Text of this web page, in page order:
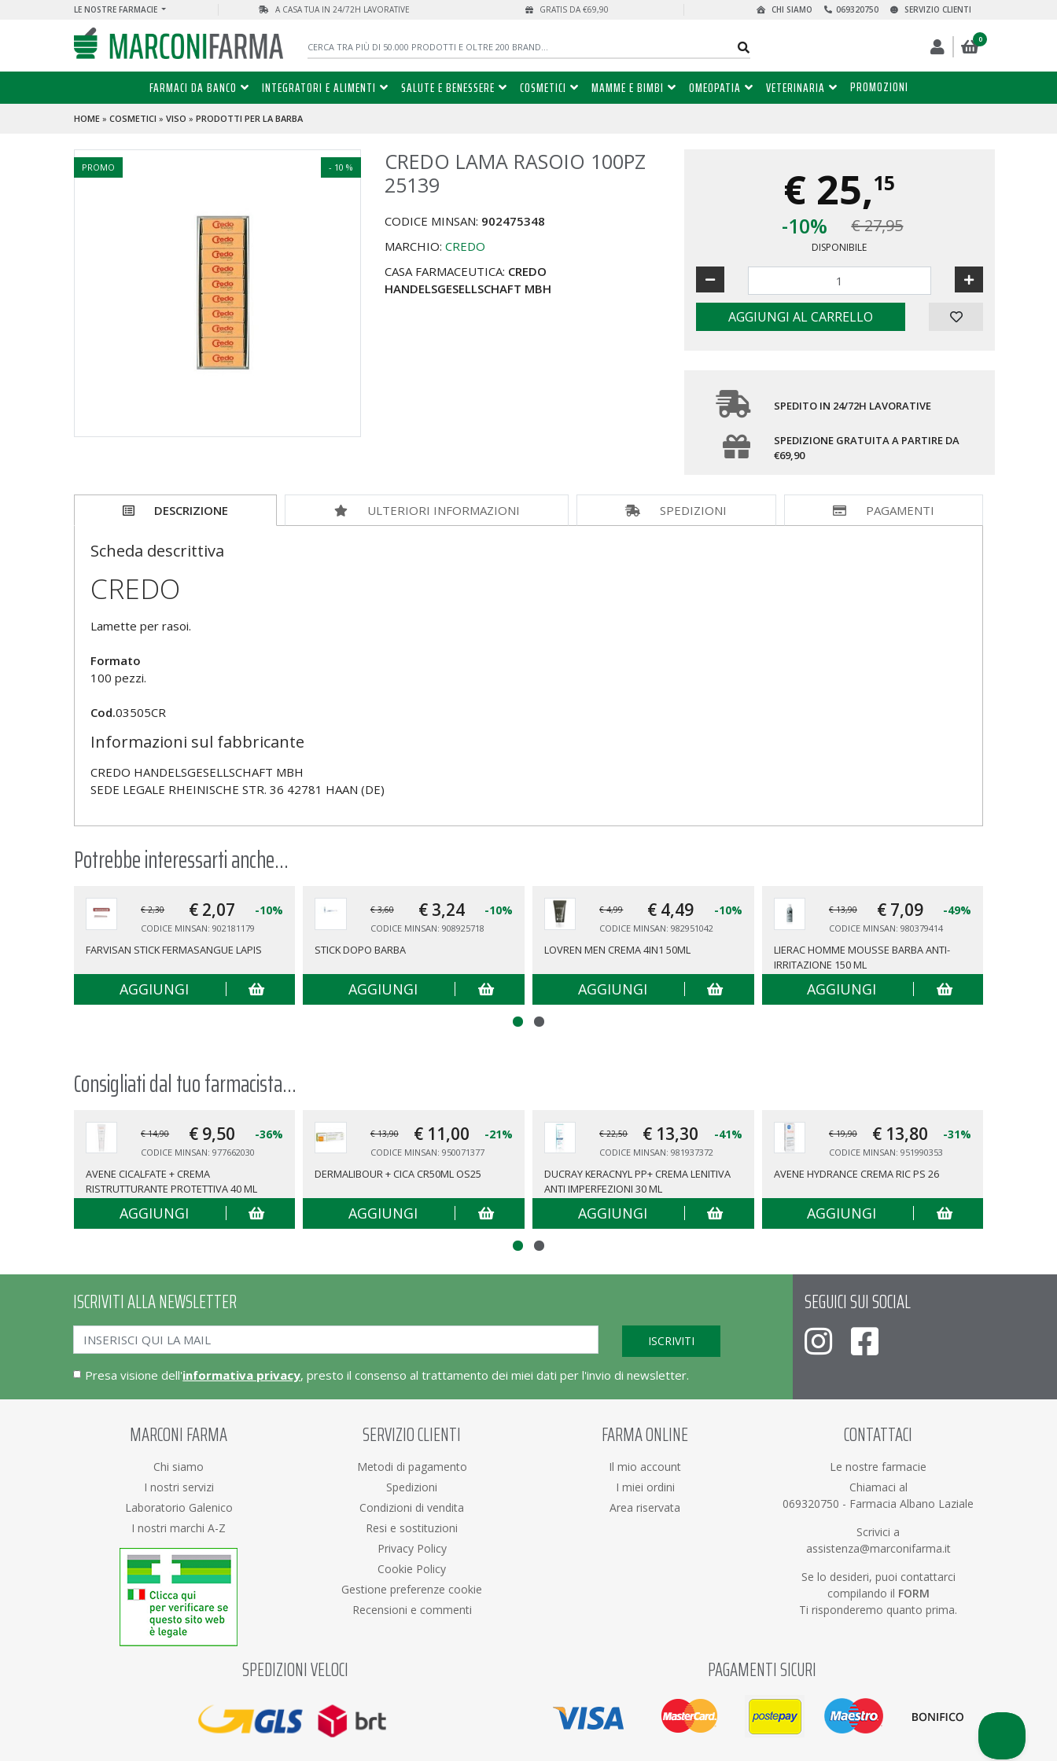
LE NOSTRE FARMACIE A CASA TUA IN 24/72H LAVORATIVE GRATIS DA €69,90 SERVIZIO CLIENTI
069320750
CHI SIAMO
0
FARMACI DA BANCO INTEGRATORI E ALIMENTI SALUTE E BENESSERE COSMETICI MAMME E BIMBI OMEOPATIA VETERINARIA PROMOZIONI
HOME» COSMETICI » VISO » PRODOTTI PER LA BARBA
- 10 %
PROMO
CREDO LAMA RASOIO 100PZ
25139
CODICE MINSAN: 902475348
MARCHIO:CREDO
CASA FARMACEUTICA: CREDO
HANDELSGESELLSCHAFT MBH
€ 25,15
-10%
€ 27,95
DISPONIBILE
AGGIUNGI AL CARRELLO
SPEDITO IN 24/72H LAVORATIVE
SPEDIZIONE GRATUITA A PARTIRE DA
€69,90
DESCRIZIONE ULTERIORI INFORMAZIONI SPEDIZIONI PAGAMENTI
Scheda descrittiva
CREDO
Lamette per rasoi.
Formato
100 pezzi.
Cod.03505CR
Informazioni sul fabbricante
CREDO HANDELSGESELLSCHAFT MBH
SEDE LEGALE RHEINISCHE STR. 36 42781 HAAN (DE)
Potrebbe interessarti anche...
€ 2,30 € 2,07 -10%
CODICE MINSAN: 902181179
FARVISAN STICK FERMASANGUE LAPIS
AGGIUNGI
€ 3,60 € 3,24 -10%
CODICE MINSAN: 908925718
STICK DOPO BARBA
AGGIUNGI
€ 4,99 € 4,49 -10%
CODICE MINSAN: 982951042
LOVREN MEN CREMA 4IN1 50ML
AGGIUNGI
€ 13,90 € 7,09 -49%
CODICE MINSAN: 980379414
LIERAC HOMME MOUSSE BARBA ANTI-
IRRITAZIONE 150 ML
AGGIUNGI
Consigliati dal tuo farmacista...
€ 14,90 € 9,50 -36%
CODICE MINSAN: 977662030
AVENE CICALFATE + CREMA
RISTRUTTURANTE PROTETTIVA 40 ML
AGGIUNGI
€ 13,90 € 11,00 -21%
CODICE MINSAN: 950071377
DERMALIBOUR + CICA CR50ML OS25
AGGIUNGI
€ 22,50 € 13,30 -41%
CODICE MINSAN: 981937372
DUCRAY KERACNYL PP+ CREMA LENITIVA
ANTI IMPERFEZIONI 30 ML
AGGIUNGI
€ 19,90 € 13,80 -31%
CODICE MINSAN: 951990353
AVENE HYDRANCE CREMA RIC PS 26
AGGIUNGI
ISCRIVITI ALLA NEWSLETTER
Presa visione dell'informativa privacy, presto il consenso al trattamento dei miei dati per l'invio di newsletter.
SEGUICI SUI SOCIAL
MARCONI FARMA
Chi siamo
I nostri servizi
Laboratorio Galenico
I nostri marchi A-Z
SERVIZIO CLIENTI
Metodi di pagamento
Spedizioni
Condizioni di vendita
Resi e sostituzioni
Privacy Policy
Cookie Policy
Gestione preferenze cookie
Recensioni e commenti
FARMA ONLINE
Il mio account
I miei ordini
Area riservata
CONTATTACI
Le nostre farmacie
Chiamaci al
069320750 - Farmacia Albano Laziale
Scrivici a
assistenza@marconifarma.it
Se lo desideri, puoi contattarci
compilando il FORM
Ti risponderemo quanto prima.
SPEDIZIONI VELOCI PAGAMENTI SICURI